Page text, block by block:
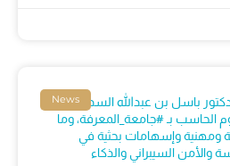
Newsباسل بن عبدالله السدحان،
الحاسب بـ #جامعة_المعرفة، وما
ومهنية وإسهامات بحثية في
والأمن السيبراني والذكاء